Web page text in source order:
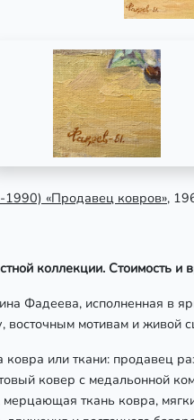
1990) «Продавец ковров»,
коллекции. Стоимость
Фадеева, исполненная в
восточным мотивам и живой
или ткани: продавец
ковер с медальонной
мерцающая ткань ковра,